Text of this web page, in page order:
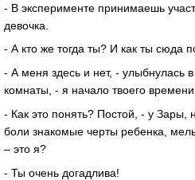
- В эксперименте принимаешь
девочка.
- А кто же тогда ты? И как ты сюда
- А меня здесь и нет, - улыбнулась
комнаты, - я начало твоего
- Как это понять? Постой, - у Зары,
боли знакомые черты ребенка,
– это я?
- Ты очень догадлива!